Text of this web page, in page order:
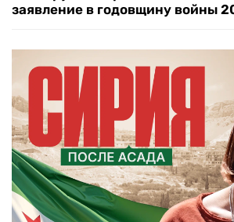
заявление в годовщину войны